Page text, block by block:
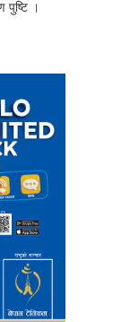
पुष्टि ।